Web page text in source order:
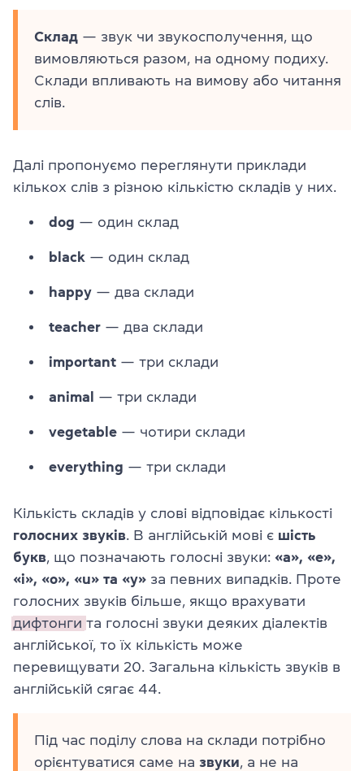
Склад — звук чи звукосполучення, що
вимовляються разом, на одному подиху.
Склади впливають на вимову або читання
слів.
Далі пропонуємо переглянути приклади
кількох слів з різною кількістю складів у них.
dog — один склад
black — один склад
happy — два склади
teacher — два склади
important — три склади
animal — три склади
vegetable — чотири склади
everything — три склади
Кількість складів у слові відповідає кількості
голосних звуків . В англійській мові є шість
букв , що позначають голосні звуки: «a», «e»,
«i», «o», «u» та «y» за певних випадків. Проте
голосних звуків більше, якщо врахувати
дифтонги та голосні звуки деяких діалектів
англійської, то їх кількість може
перевищувати 20. Загальна кількість звуків в
англійській сягає 44.
Під час поділу слова на склади потрібно
орієнтуватися саме на звуки , а не на